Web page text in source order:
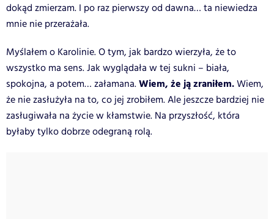
dokąd zmierzam. I po raz pierwszy od dawna… ta niewiedza
mnie nie przerażała.
Myślałem o Karolinie. O tym, jak bardzo wierzyła, że to
wszystko ma sens. Jak wyglądała w tej sukni – biała,
spokojna, a potem… załamana.Wiem, że ją zraniłem.Wiem,
że nie zasłużyła na to, co jej zrobiłem. Ale jeszcze bardziej nie
zasługiwała na życie w kłamstwie. Na przyszłość, która
byłaby tylko dobrze odegraną rolą.